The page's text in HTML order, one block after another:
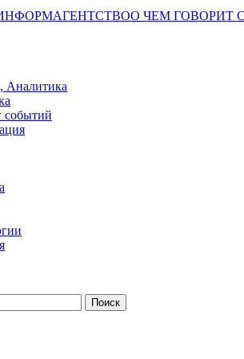
О ЧЕМ ГОВОРИТ
Аналитика
событий